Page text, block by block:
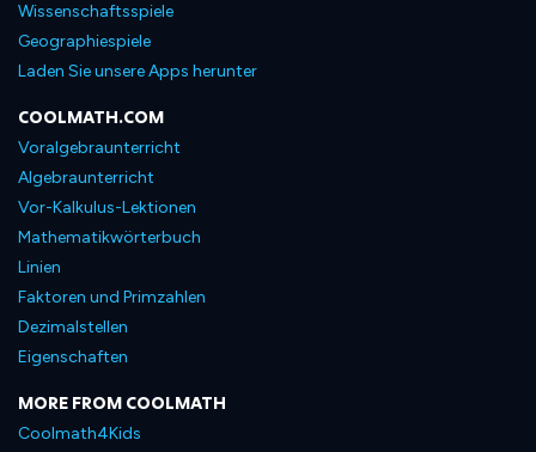
Wissenschaftsspiele
Geographiespiele
Laden Sie unsere Apps herunter
COOLMATH.COM
Voralgebraunterricht
Algebraunterricht
Vor-Kalkulus-Lektionen
Mathematikwörterbuch
Linien
Faktoren und Primzahlen
Dezimalstellen
Eigenschaften
MORE FROM COOLMATH
Coolmath4Kids